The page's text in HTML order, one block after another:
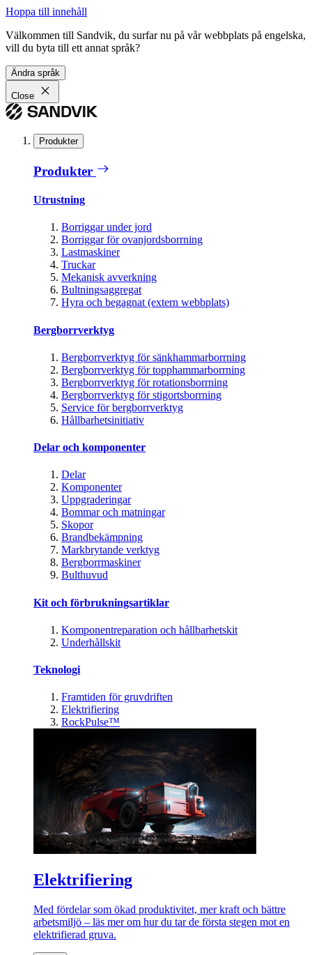
Hoppa till innehåll
Välkommen till Sandvik, du surfar nu på vår webbplats på engelska,
vill du byta till ett annat språk?
Ändra språk
Close
Produkter
Produkter
Utrustning
Borriggar under jord
Borriggar för ovanjordsborrning
Lastmaskiner
Truckar
Mekanisk avverkning
Bultningsaggregat
Hyra och begagnat (extern webbplats)
Bergborrverktyg
Bergborrverktyg för sänkhammarborrning
Bergborrverktyg för topphammarborrning
Bergborrverktyg för rotationsborrning
Bergborrverktyg för stigortsborrning
Service för bergborrverktyg
Hållbarhetsinitiativ
Delar och komponenter
Delar
Komponenter
Uppgraderingar
Bommar och matningar
Skopor
Brandbekämpning
Markbrytande verktyg
Bergborrmaskiner
Bulthuvud
Kit och förbrukningsartiklar
Komponentreparation och hållbarhetskit
Underhållskit
Teknologi
Framtiden för gruvdriften
Elektrifiering
RockPulse™
Elektrifiering
Med fördelar som ökad produktivitet, mer kraft och bättre
arbetsmiljö – läs mer om hur du tar de första stegen mot en
elektrifierad gruva.